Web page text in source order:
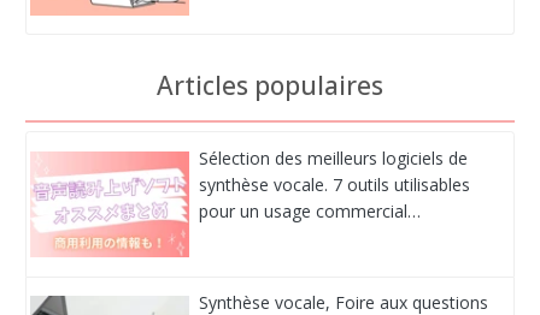
Articles populaires
Sélection des meilleurs logiciels de
synthèse vocale. 7 outils utilisables
pour un usage commercial…
Synthèse vocale, Foire aux questions